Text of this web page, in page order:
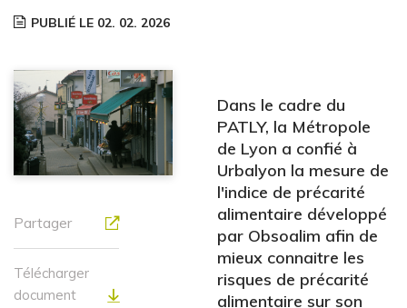
PUBLIÉ LE 02. 02. 2026
Partager
Télécharger
document
Dans le cadre du
PATLY, la Métropole
de Lyon a confié à
Urbalyon la mesure de
l'indice de précarité
alimentaire développé
par Obsoalim afin de
mieux connaitre les
risques de précarité
alimentaire sur son